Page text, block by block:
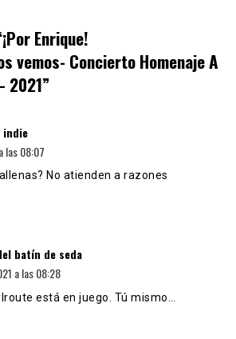
¡Por Enrique!
vemos- Concierto Homenaje A
2021”
indie
las 08:07
No atienden a razones
batín de seda
a las 08:28
está en juego. Tú mismo…